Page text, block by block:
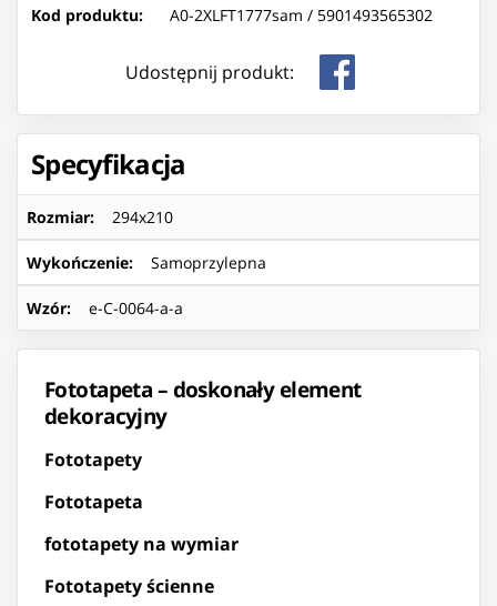
Kod produktu:
A0-2XLFT1777sam / 5901493565302
Udostępnij produkt:
Specyfikacja
Rozmiar: 294x210
Wykończenie: Samoprzylepna
Wzór: e-C-0064-a-a
Fototapeta – doskonały element
dekoracyjny
Fototapety
Fototapeta
fototapety na wymiar
Fototapety ścienne